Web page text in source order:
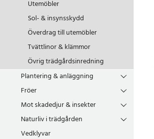
Utemöbler
Sol- & insynsskydd
Överdrag till utemöbler
Tvättlinor & klämmor
Övrig trädgårdsinredning
Plantering & anläggning
Fröer
Mot skadedjur & insekter
Naturliv i trädgården
Vedklyvar